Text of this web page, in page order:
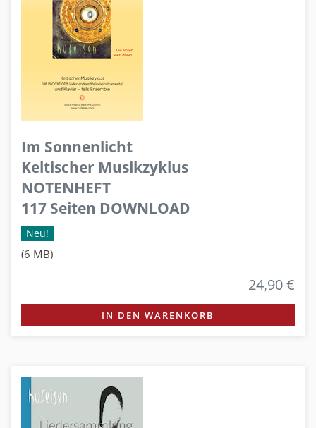
Im Sonnenlicht
Keltischer Musikzyklus
NOTENHEFT
117 Seiten DOWNLOAD
Neu!
(6 MB)
24,90 €
IN DEN WARENKORB